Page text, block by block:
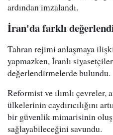
ardından imzalandı.
İran'da farklı
Tahran rejimi anlaşmaya
yapmazken, İranlı
değerlendirmelerde bulundu.
Reformist ve ılımlı çevreler,
ülkelerinin caydırıcılığını
bir güvenlik mimarisinin
sağlayabileceğini savundu.